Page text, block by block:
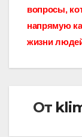
по
вопросы,
напрямую
жизни
От